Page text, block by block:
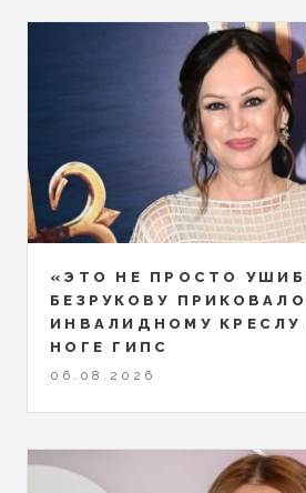
«ЭТО НЕ ПРОСТО
БЕЗРУКОВУ
ИНВАЛИДНОМУ КРЕСЛУ
НОГЕ ГИПС
06.08.2026